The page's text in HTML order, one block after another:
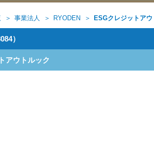
事業法人 RYODEN ESGクレジットア
）
アウトルック